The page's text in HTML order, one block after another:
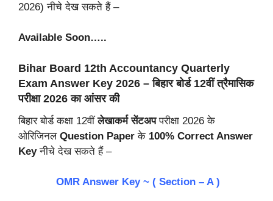
2026) नीचे देख सकते हैं –
Available Soon…..
Bihar Board 12th Accountancy Quarterly
Exam Answer Key 2026 – बिहार बोर्ड 12वीं त्रैमासिक
परीक्षा 2026 का आंसर की
बिहार बोर्ड कक्षा 12वींलेखाकर्म सेंटअपपरीक्षा 2026 के
ओरिजिनल Question Paper के 100% Correct Answer
Keyनीचे देख सकते हैं –
OMR Answer Key ~ ( Section – A )